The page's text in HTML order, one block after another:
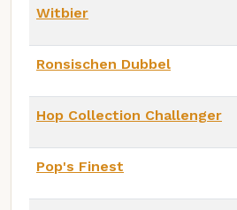
Witbier
Ronsischen Dubbel
Hop Collection Challenger
Pop's Finest